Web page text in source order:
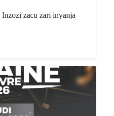
zacu zari inyanja